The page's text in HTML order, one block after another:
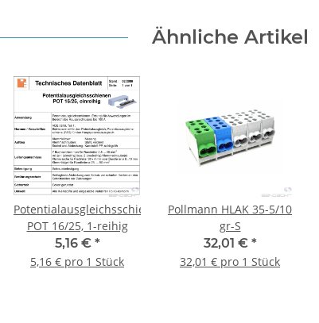
Ähnliche Artikel
Potentialausgleichsschiene
POT 16/25, 1-reihig
5,16 € *
5,16 € pro 1 Stück
Pollmann HLAK 35-5/10
gr-S
32,01 € *
32,01 € pro 1 Stück